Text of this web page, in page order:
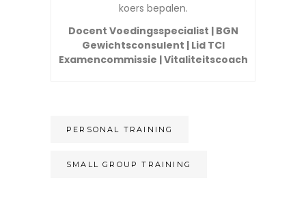
koers bepalen.
Docent Voedingsspecialist | BGN
Gewichtsconsulent | Lid TCI
Examencommissie | Vitaliteitscoach
PERSONAL TRAINING
SMALL GROUP TRAINING